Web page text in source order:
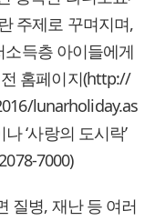
주제로 꾸며지며,
소득층 아이들에게
홈페이지(http://
lunarholiday.as
‘사랑의 도시락’
7000)
질병, 재난 등 여러